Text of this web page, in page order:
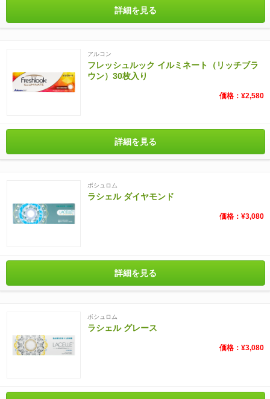
詳細を見る
アルコン
フレッシュルック イルミネート（リッチブラ
ウン）30枚入り
価格：¥2,580
詳細を見る
ボシュロム
ラシェル ダイヤモンド
価格：¥3,080
詳細を見る
ボシュロム
ラシェル グレース
価格：¥3,080